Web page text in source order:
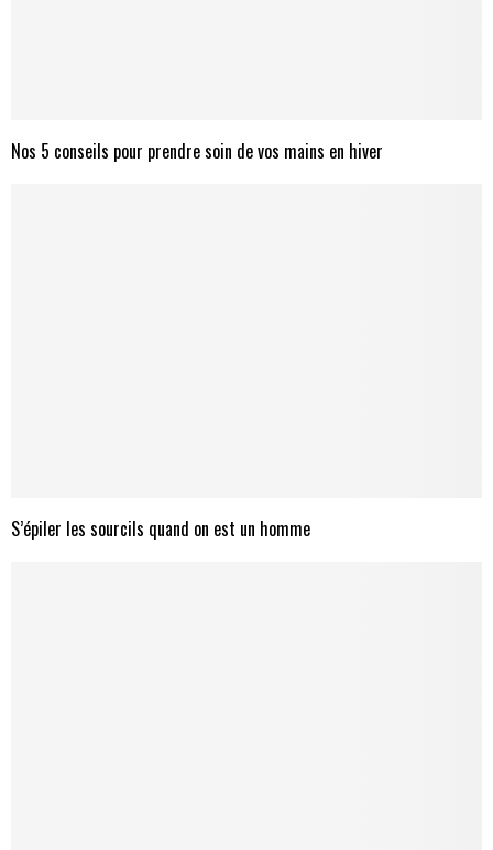
Nos 5 conseils pour prendre soin de vos mains en hiver
S’épiler les sourcils quand on est un homme